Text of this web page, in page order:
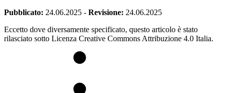
Pubblicato: 24.06.2025 - Revisione: 24.06.2025
Eccetto dove diversamente specificato, questo articolo è stato
rilasciato sotto Licenza Creative Commons Attribuzione 4.0 Italia.